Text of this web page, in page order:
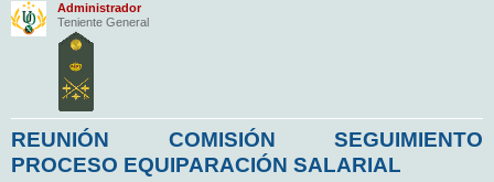
Administrador
Teniente General
REUNIÓN COMISIÓN SEGUIMIENTO
PROCESO EQUIPARACIÓN SALARIAL